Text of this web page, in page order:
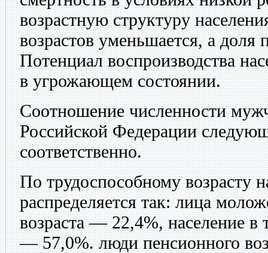
возрастную структуру
возрастов уменьшается, а доля
Потенциал воспроизводства
в угрожающем состоянии.
Соотношение численности
Российской Федерации
соответственно.
По трудоспособному возрасту
распределяется так: лица
возраста — 22,4%, население в
— 57,0%. люди пенсионного